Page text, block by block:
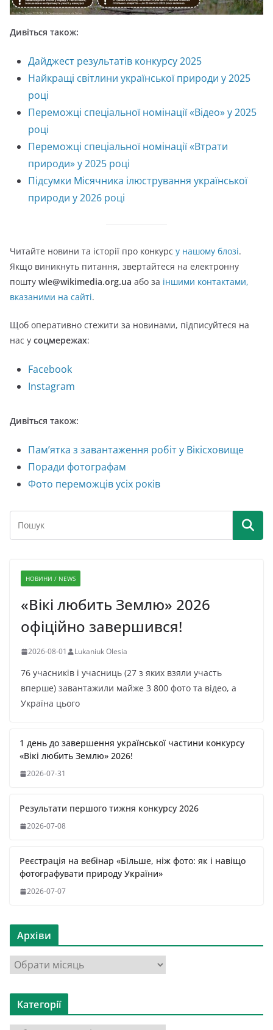
Дивіться також:
Дайджест результатів конкурсу 2025
Найкращі світлини української природи у 2025
році
Переможці спеціальної номінації «Відео» у 2025
році
Переможці спеціальної номінації «Втрати
природи» у 2025 році
Підсумки Місячника ілюстрування української
природи у 2026 році
Читайте новини та історії про конкурс у нашому блозі.
Якщо виникнуть питання, звертайтеся на електронну
пошту wle@wikimedia.org.ua або за іншими контактами,
вказаними на сайті.
Щоб оперативно стежити за новинами, підписуйтеся на
нас у соцмережах:
Facebook
Instagram
Дивіться також:
Пам’ятка з завантаження робіт у Вікісховище
Поради фотографам
Фото переможців усіх років
НОВИНИ / NEWS
«Вікі любить Землю» 2026
офіційно завершився!
2026-08-01 Lukaniuk Olesia
76 учасників і учасниць (27 з яких взяли участь
вперше) завантажили майже 3 800 фото та відео, а
Україна цього
1 день до завершення української частини конкурсу
«Вікі любить Землю» 2026!
2026-07-31
Результати першого тижня конкурсу 2026
2026-07-08
Реєстрація на вебінар «Більше, ніж фото: як і навіщо
фотографувати природу України»
2026-07-07
Архіви
р
х
в
Категорії